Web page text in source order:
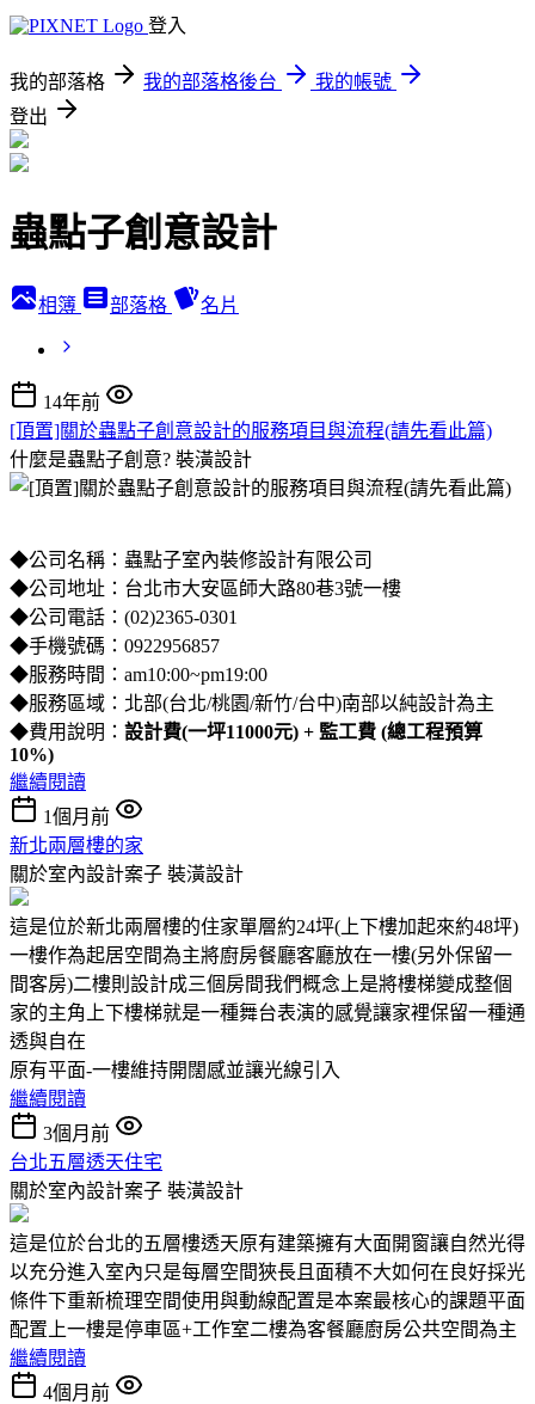
登入
我的部落格 我的部落格後台
我的帳號
登出
蟲點子創意設計
相簿 部落格 名片
14年前
[頂置]關於蟲點子創意設計的服務項目與流程(請先看此篇)
什麼是蟲點子創意? 裝潢設計
◆公司名稱：蟲點子室內裝修設計有限公司
◆公司地址：台北市大安區師大路80巷3號一樓
◆公司電話：(02)2365-0301
◆手機號碼：0922956857
◆服務時間：am10:00~pm19:00
◆服務區域：北部(台北/桃園/新竹/台中)南部以純設計為主
◆費用說明： 設計費(一坪11000元) + 監工費 (總工程預算
10%)
繼續閱讀
1個月前
新北兩層樓的家
關於室內設計案子 裝潢設計
這是位於新北兩層樓的住家單層約24坪(上下樓加起來約48坪)
一樓作為起居空間為主將廚房餐廳客廳放在一樓(另外保留一
間客房)二樓則設計成三個房間我們概念上是將樓梯變成整個
家的主角上下樓梯就是一種舞台表演的感覺讓家裡保留一種通
透與自在
原有平面-一樓維持開闊感並讓光線引入
繼續閱讀
3個月前
台北五層透天住宅
關於室內設計案子 裝潢設計
這是位於台北的五層樓透天原有建築擁有大面開窗讓自然光得
以充分進入室內只是每層空間狹長且面積不大如何在良好採光
條件下重新梳理空間使用與動線配置是本案最核心的課題平面
配置上一樓是停車區+工作室二樓為客餐廳廚房公共空間為主
繼續閱讀
4個月前